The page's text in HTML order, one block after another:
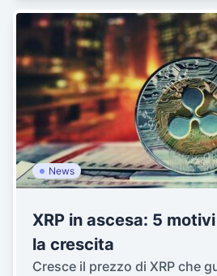
News
XRP in ascesa: 5
la crescita
Cresce il prezzo di XRP che